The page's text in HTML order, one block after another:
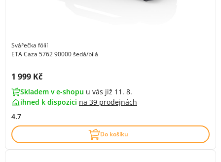
Svářečka fólií
ETA Caza 5762 90000 šedá/bílá
Cena s DPH:
1 999 Kč
Skladem v e-shopu u vás již 11. 8.
ihned k dispozici na 39 prodejnách
4.7
Do košíku